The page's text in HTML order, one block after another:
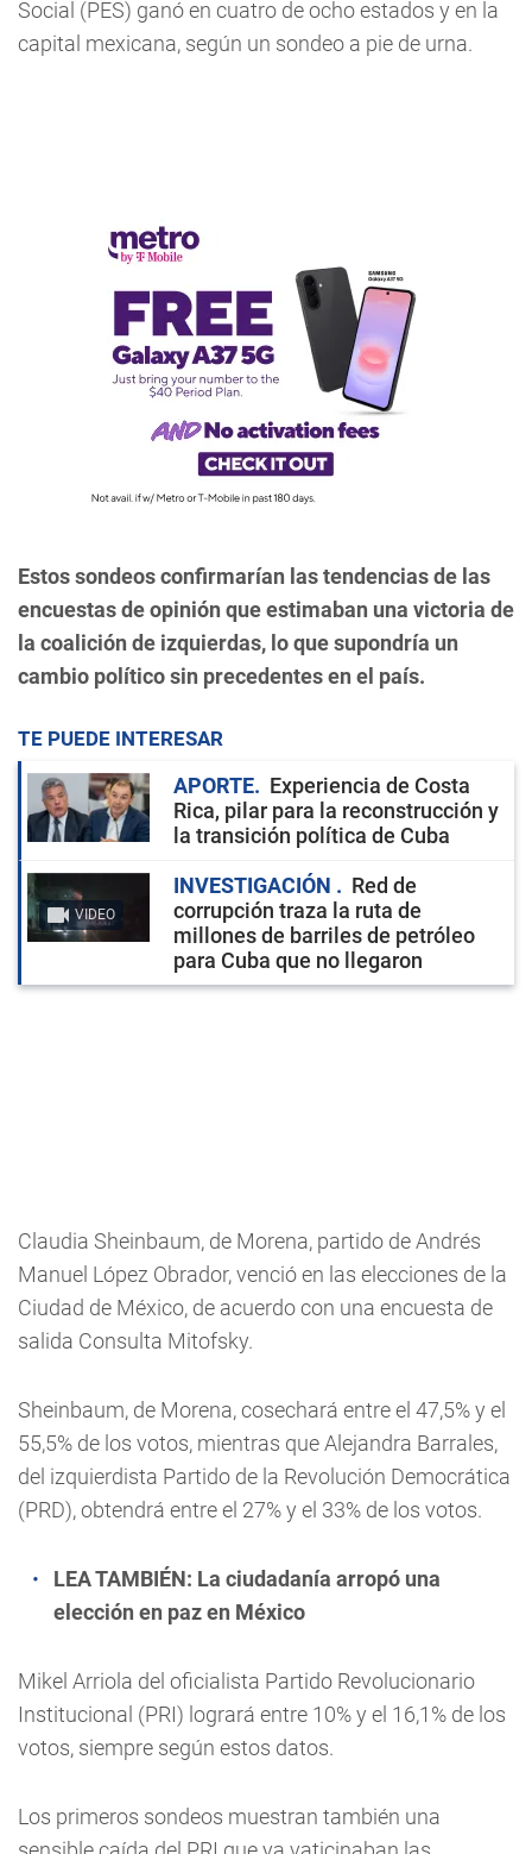
Social (PES) ganó en cuatro de ocho estados y en la
capital mexicana, según un sondeo a pie de urna.
Estos sondeos confirmarían las tendencias de las
encuestas de opinión que estimaban una victoria de
la coalición de izquierdas, lo que supondría un
cambio político sin precedentes en el país.
TE PUEDE INTERESAR
APORTE
Experiencia de Costa
Rica, pilar para la reconstrucción y
la transición política de Cuba
VIDEO
INVESTIGACIÓN
Red de
corrupción traza la ruta de
millones de barriles de petróleo
para Cuba que no llegaron
Claudia Sheinbaum, de Morena, partido de Andrés
Manuel López Obrador, venció en las elecciones de la
Ciudad de México, de acuerdo con una encuesta de
salida Consulta Mitofsky.
Sheinbaum, de Morena, cosechará entre el 47,5% y el
55,5% de los votos, mientras que Alejandra Barrales,
del izquierdista Partido de la Revolución Democrática
(PRD), obtendrá entre el 27% y el 33% de los votos.
LEA TAMBIÉN: La ciudadanía arropó una
elección en paz en México
Mikel Arriola del oficialista Partido Revolucionario
Institucional (PRI) logrará entre 10% y el 16,1% de los
votos, siempre según estos datos.
Los primeros sondeos muestran también una